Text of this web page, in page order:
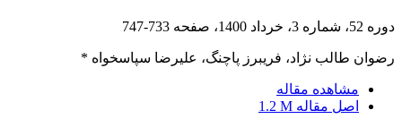
دوره 52، شماره 3، خرداد 1400، صفحه 733-747
رضوان طالب نژاد، فریبرز پاچنگ، علیرضا سپاسخواه *
مشاهده مقاله
اصل مقاله 1.2 M